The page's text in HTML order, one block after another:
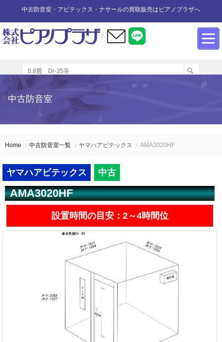
中古防音室・アビテックス・ナサールの買取販売はピアノプラザへ
/
カワイ防音ルーム
ユニットタイプ
ペット用防音室
防音室中古
展示品リスト
アビテックス2畳～3畳未満
アビテックス3畳～
カワイナサール
防音室買取
防音室WEB買取
防音室設置のアドバイス
防音室内へのピアノの設置
設置スペースの採寸方法
エアコンの設置方法
遮音性能の違いを体験
インフォメーション
商品の購入について
ご利用規約
店舗までの案内地図
お問い合わせ
中古防音室
Home 中古防音室一覧 ヤマハアビテックス AMA3020HF
ヤマハアビテックス 中古
AMA3020HF
設置時間の目安：2～4時間位